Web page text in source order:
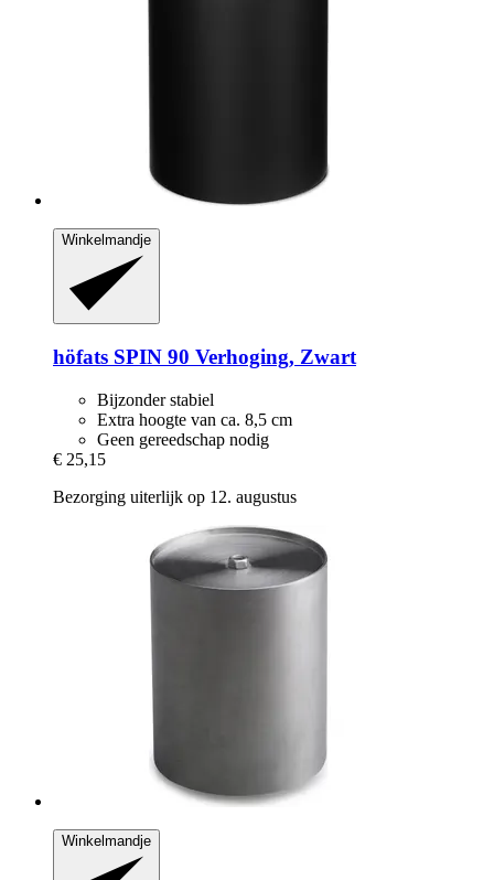
Winkelmandje
höfats SPIN 90 Verhoging, Zwart
Bijzonder stabiel
Extra hoogte van ca. 8,5 cm
Geen gereedschap nodig
€ 25,15
Bezorging uiterlijk op 12. augustus
Winkelmandje